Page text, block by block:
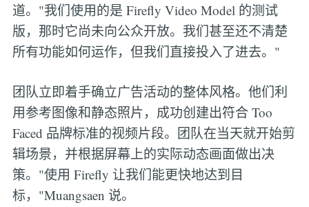
道。"我们使用的是 Firefly Video Model 的测试
版，那时它尚未向公众开放。我们甚至还不清楚
所有功能如何运作，但我们直接投入了进去。"
团队立即着手确立广告活动的整体风格。他们利
用参考图像和静态照片，成功创建出符合 Too
Faced 品牌标准的视频片段。团队在当天就开始剪
辑场景，并根据屏幕上的实际动态画面做出决
策。"使用 Firefly 让我们能更快地达到目
标，"Muangsaen 说。